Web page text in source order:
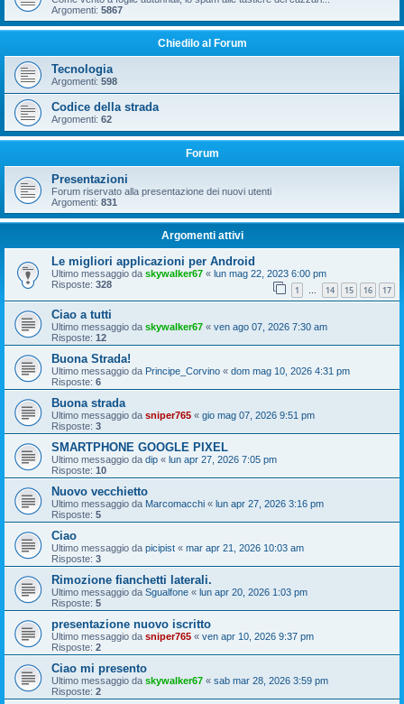
Argomenti: 5867
Chiedilo al Forum
Tecnologia
Argomenti: 598
Codice della strada
Argomenti: 62
Forum
Presentazioni
Forum riservato alla presentazione dei nuovi utenti
Argomenti: 831
Argomenti attivi
Le migliori applicazioni per Android
Ultimo messaggio da skywalker67 « lun mag 22, 2023 6:00 pm
Risposte: 328 1 … 14 15 16 17
Ciao a tutti
Ultimo messaggio da skywalker67 « ven ago 07, 2026 7:30 am
Risposte: 12
Buona Strada!
Ultimo messaggio da Principe_Corvino « dom mag 10, 2026 4:31 pm
Risposte: 6
Buona strada
Ultimo messaggio da sniper765 « gio mag 07, 2026 9:51 pm
Risposte: 3
SMARTPHONE GOOGLE PIXEL
Ultimo messaggio da dip « lun apr 27, 2026 7:05 pm
Risposte: 10
Nuovo vecchietto
Ultimo messaggio da Marcomacchi « lun apr 27, 2026 3:16 pm
Risposte: 5
Ciao
Ultimo messaggio da picipist « mar apr 21, 2026 10:03 am
Risposte: 3
Rimozione fianchetti laterali.
Ultimo messaggio da Sgualfone « lun apr 20, 2026 1:03 pm
Risposte: 5
presentazione nuovo iscritto
Ultimo messaggio da sniper765 « ven apr 10, 2026 9:37 pm
Risposte: 2
Ciao mi presento
Ultimo messaggio da skywalker67 « sab mar 28, 2026 3:59 pm
Risposte: 2